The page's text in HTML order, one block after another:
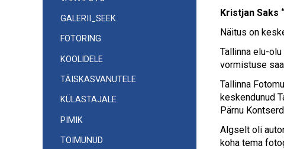
navigatsioon
GALERII_SEEK
FOTORING
KOOLIDELE
TÄISKASVANUTELE
KÜLASTAJALE
PIMIK
TOIMUNUD
Kristjan Saks
Näitus on
Tallinna elu-
vormistuse
Tallinna
keskendunud
Pärnu
Algselt oli
koha tema